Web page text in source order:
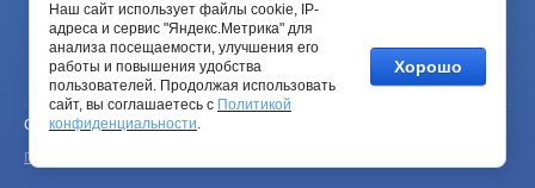
Услуги:
info@intex.cc
Copyright © 2018 ТМ "inteX"
Политика конфиденциальности
Наш сайт использует файлы cookie, IP-
адреса и сервис "Яндекс.Метрика" для
анализа посещаемости, улучшения его
работы и повышения удобства
пользователей. Продолжая использовать
сайт, вы соглашаетесь с Политикой
конфиденциальности.
Хорошо